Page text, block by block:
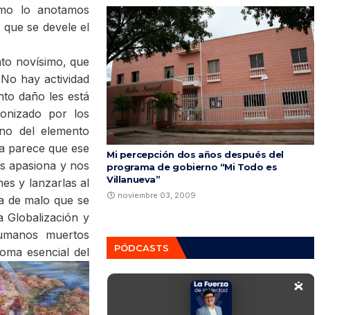
lo anotamos
se devele el
novísimo, que
hay actividad
daño les está
por los
del elemento
parece que ese
apasiona y nos
y lanzarlas al
de malo que se
Globalización y
muertos
esencial del
Mi percepción dos años después del
programa de gobierno “Mi Todo es
Villanueva”
noviembre 03, 2009
PÓDCASTS